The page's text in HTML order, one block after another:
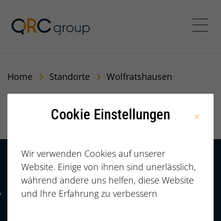
QRC Personalberatung
Home Standorte Wolfratshausen
Wolfratshausen
Kontakt
+49 (0)
911/23733277
Telefonnummer: 4 9 0 9 1 1 2 3 7 3 3 2 7 7
HÄUFIGE FRAGEN |
FAQ
Cookie Einstellungen
Wir verwenden Cookies auf unserer
Website. Einige von ihnen sind unerlässlich,
während andere uns helfen, diese Website
und Ihre Erfahrung zu verbessern